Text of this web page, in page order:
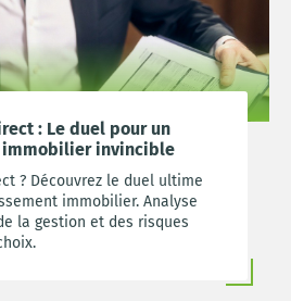
: Le duel pour un
invincible
? Découvrez le duel ultime
immobilier. Analyse
la gestion et des risques